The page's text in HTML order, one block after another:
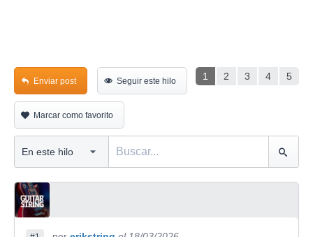
1 2 3 4 5
Enviar post Seguir este hilo
Marcar como favorito